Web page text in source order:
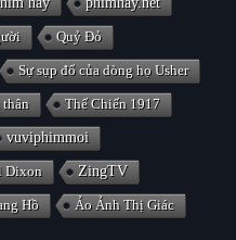
Quỷ Đỏ
Sự sụp đổ của dòng họ Usher
thân Thế Chiến 1917
vuviphimmoi
Dixon ZingTV
Hồ Ảo Ảnh Thị Giác